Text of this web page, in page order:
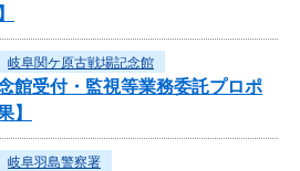
岐阜関ケ原古戦場記念館
館受付・監視等業務委託プロポ
】
岐阜羽島警察署